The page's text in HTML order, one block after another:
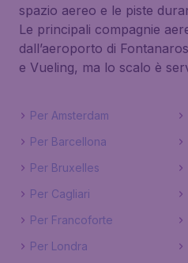
spazio aereo e le piste
Le principali compagnie
dall’aeroporto di
e Vueling, ma lo scalo è
Per Amsterdam
Per Barcellona
Per Bruxelles
Per Cagliari
Per Francoforte
Per Londra